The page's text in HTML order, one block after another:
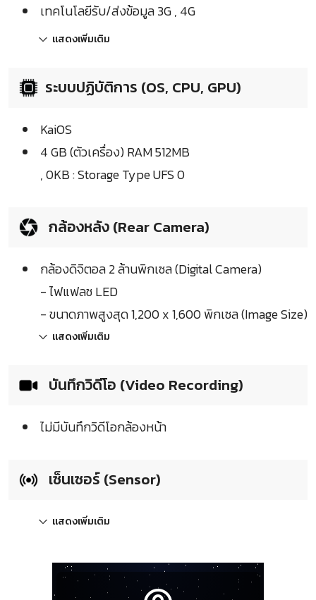
เทคโนโลยีรับ/ส่งข้อมูล 3G , 4G
แสดงเพิ่มเติม
ระบบปฏิบัติการ (OS, CPU, GPU)
KaiOS
4 GB (ตัวเครื่อง) RAM 512MB
, 0KB : Storage Type UFS 0
กล้องหลัง (Rear Camera)
กล้องดิจิตอล 2 ล้านพิกเซล (Digital Camera)
- ไฟแฟลช LED
- ขนาดภาพสูงสุด 1,200 x 1,600 พิกเซล (Image Size)
แสดงเพิ่มเติม
บันทึกวิดีโอ (Video Recording)
ไม่มีบันทึกวิดีโอกล้องหน้า
เซ็นเซอร์ (Sensor)
แสดงเพิ่มเติม